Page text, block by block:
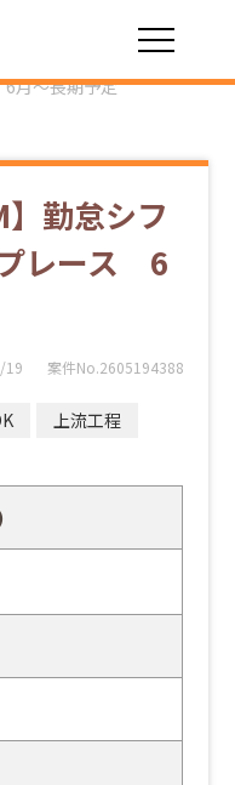
月～長期予定
】勤怠シフ
レース 6
19 案件No.2605194388
上流工程